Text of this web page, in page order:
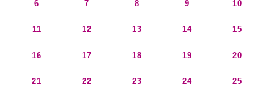
6 7 8 9 10
11 12 13 14 15
16 17 18 19 20
21 22 23 24 25